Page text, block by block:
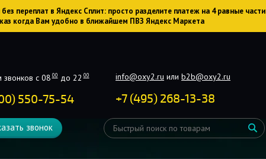
переплат в Яндекс Сплит: просто разделите платеж на 4 равные части
когда Вам удобно в ближайшем ПВЗ Яндекс Маркета
с 08 00до 22 00
550-75-54
info@oxy2.ru илиb2b@oxy2.ru
+7 (495) 268-13-38
звонок